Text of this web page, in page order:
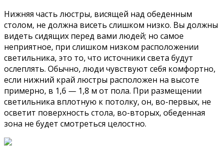
Нижняя часть люстры, висящей над обеденным
столом, не должна висеть слишком низко. Вы должны
видеть сидящих перед вами людей; но самое
неприятное, при слишком низком расположении
светильника, это то, что источники света будут
ослеплять. Обычно, люди чувствуют себя комфортно,
если нижний край люстры расположен на высоте
примерно, в 1,6 — 1,8 м от пола. При размещении
светильника вплотную к потолку, он, во-первых, не
осветит поверхность стола, во-вторых, обеденная
зона не будет смотреться целостно.